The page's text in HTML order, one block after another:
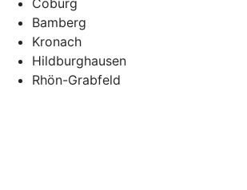
Bamberg
Kronach
Hildburghausen
Rhön-Grabfeld